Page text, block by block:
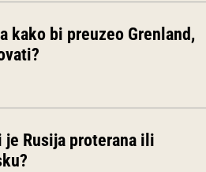
kako bi preuzeo Grenland,
Rusija proterana ili